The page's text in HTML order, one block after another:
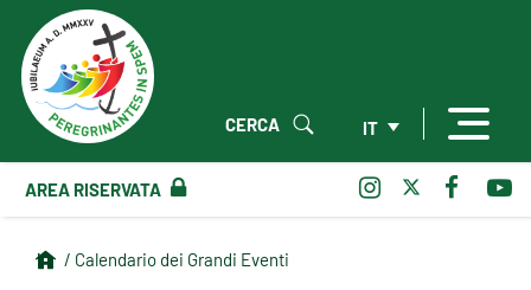
IT
CERCA
AREA RISERVATA
/ Calendario dei Grandi Eventi